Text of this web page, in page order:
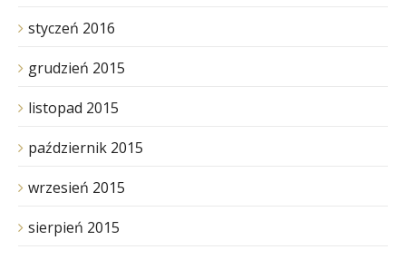
styczeń 2016
grudzień 2015
listopad 2015
październik 2015
wrzesień 2015
sierpień 2015